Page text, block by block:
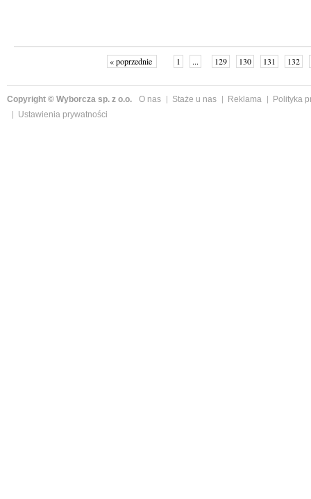
« poprzednie 1 ... 129 130 131 132
Copyright © Wyborcza sp. z o.o. O nas Staże u nas Reklama
Polityka
Ustawienia prywatności